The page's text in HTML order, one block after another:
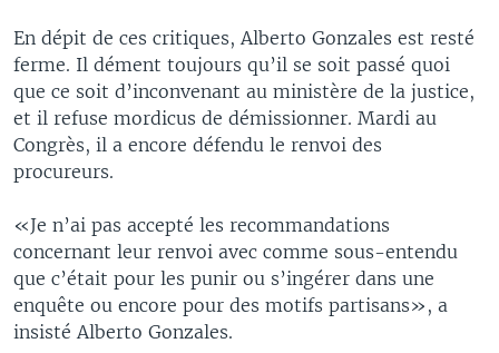
En dépit de ces critiques, Alberto Gonzales est resté
ferme. Il dément toujours qu’il se soit passé quoi
que ce soit d’inconvenant au ministère de la justice,
et il refuse mordicus de démissionner. Mardi au
Congrès, il a encore défendu le renvoi des
procureurs.
«Je n’ai pas accepté les recommandations
concernant leur renvoi avec comme sous-entendu
que c’était pour les punir ou s’ingérer dans une
enquête ou encore pour des motifs partisans», a
insisté Alberto Gonzales.